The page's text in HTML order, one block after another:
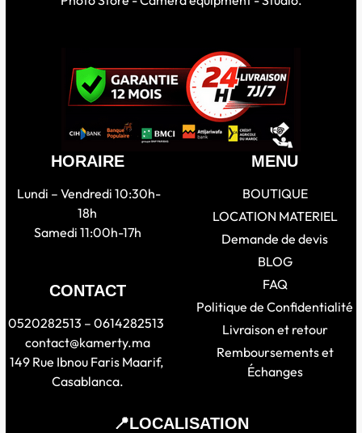
HORAIRE
Lundi – Vendredi 10:30h-
18h
Samedi 11:00h-17h
CONTACT
0520282513 – 0614282513
contact@kamerty.ma
149 Rue Ibnou Faris Maarif,
Casablanca.
MENU
BOUTIQUE
LOCATION MATERIEL
Demande de devis
BLOG
FAQ
Politique de Confidentialité
Livraison et retour
Remboursements et
Échanges
📍LOCALISATION